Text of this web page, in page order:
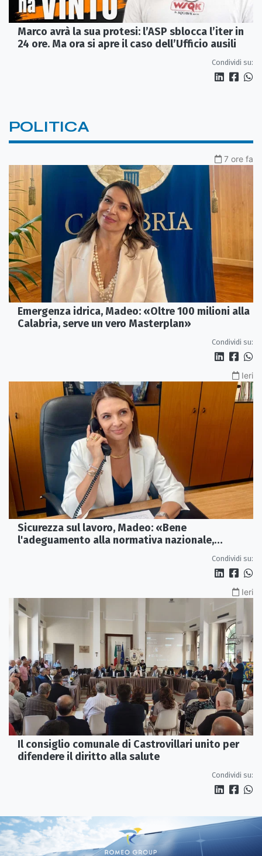
Marco avrà la sua protesi: l’ASP sblocca l’iter in
24 ore. Ma ora si apre il caso dell’Ufficio ausili
Condividi su:
POLITICA
7 ore fa
Emergenza idrica, Madeo: «Oltre 100 milioni alla
Calabria, serve un vero Masterplan»
Condividi su:
Ieri
Sicurezza sul lavoro, Madeo: «Bene
l'adeguamento alla normativa nazionale,
Condividi su:
Ieri
Il consiglio comunale di Castrovillari unito per
difendere il diritto alla salute
Condividi su: